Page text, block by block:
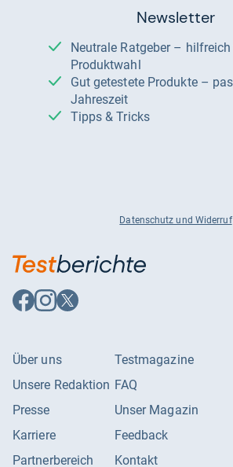
Newsletter
Neutrale Ratgeber – hilfreich für Ihre
Produktwahl
Gut getestete Produkte – passend zur
Jahreszeit
Tipps & Tricks
Datenschutz und Widerruf
Auf
Facebook
Auf
Instagram
Auf
X
Über uns
Unsere Redaktion
Presse
Karriere
Partnerbereich
Testmagazine
FAQ
Unser Magazin
Feedback
Kontakt